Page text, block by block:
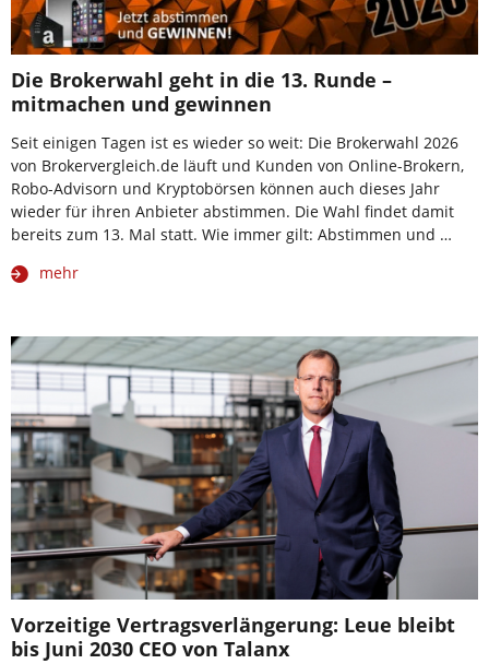
Die Brokerwahl geht in die 13. Runde –
mitmachen und gewinnen
Seit einigen Tagen ist es wieder so weit: Die Brokerwahl 2026
von Brokervergleich.de läuft und Kunden von Online-Brokern,
Robo-Advisorn und Kryptobörsen können auch dieses Jahr
wieder für ihren Anbieter abstimmen. Die Wahl findet damit
bereits zum 13. Mal statt. Wie immer gilt: Abstimmen und …
mehr
Vorzeitige Vertragsverlängerung: Leue bleibt
bis Juni 2030 CEO von Talanx